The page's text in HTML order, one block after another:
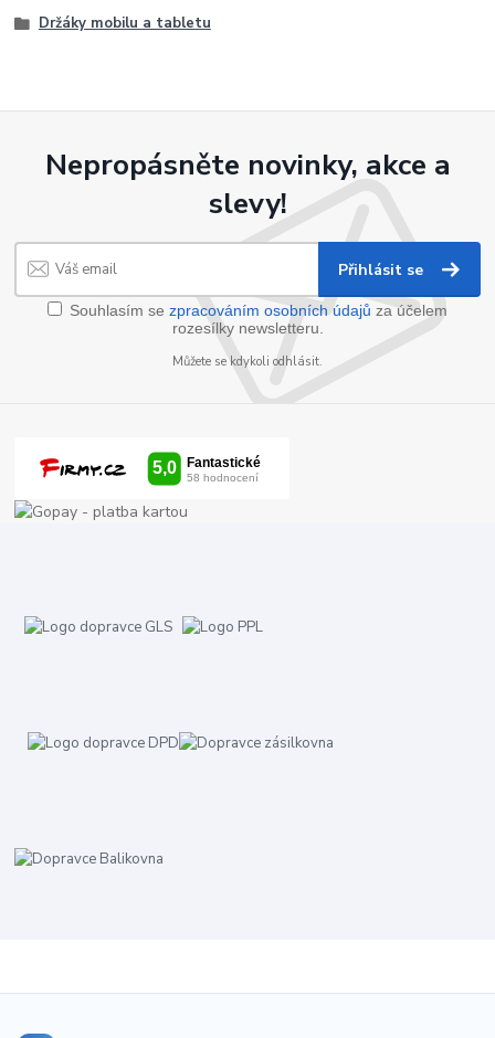
Držáky mobilu a tabletu
Nepropásněte novinky, akce a
slevy!
Přihlásit se
Souhlasím se zpracováním osobních údajů za účelem
rozesílky newsletteru.
Můžete se kdykoli odhlásit.